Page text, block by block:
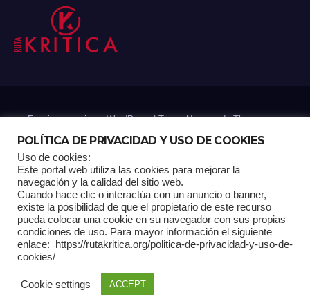
Funciona gracias a WordPress|Tema: Newsup deThemeansar
Home Análisis Carrito RK Contactos Documental Gracias !
Multimedia Página de ejemplo Pagina Principal Pago
POLÍTICA DE PRIVACIDAD Y USO DE COOKIES
Uso de cookies:
Este portal web utiliza las cookies para mejorar la
navegación y la calidad del sitio web.
Cuando hace clic o interactúa con un anuncio o banner,
existe la posibilidad de que el propietario de este recurso
pueda colocar una cookie en su navegador con sus propias
condiciones de uso. Para mayor información el siguiente
enlace: https://rutakritica.org/politica-de-privacidad-y-uso-de-
cookies/
Cookie settings ACCEPT